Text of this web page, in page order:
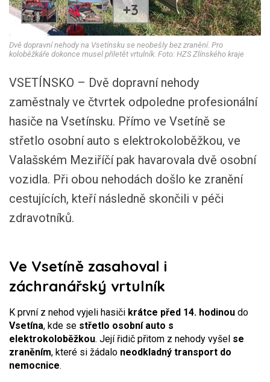
+3
Dvě dopravní nehody na Vsetínsku se neobešly bez zranění. Pro
koloběžkáře dokonce musel přiletět vrtulník. Foto: HZS Zlínského kraje
VSETÍNSKO – Dvě dopravní nehody
zaměstnaly ve čtvrtek odpoledne profesionální
hasiče na Vsetínsku. Přímo ve Vsetíně se
střetlo osobní auto s elektrokoloběžkou, ve
Valašském Meziříčí pak havarovala dvě osobní
vozidla. Při obou nehodách došlo ke zranění
cestujících, kteří následně skončili v péči
zdravotníků.
Ve Vsetíně zasahoval i
záchranářský vrtulník
K první z nehod vyjeli hasiči krátce před 14. hodinou do
Vsetína, kde se střetlo osobní auto s
elektrokoloběžkou. Její řidič přitom z nehody vyšel se
zraněním, které si žádalo neodkladný transport do
nemocnice.